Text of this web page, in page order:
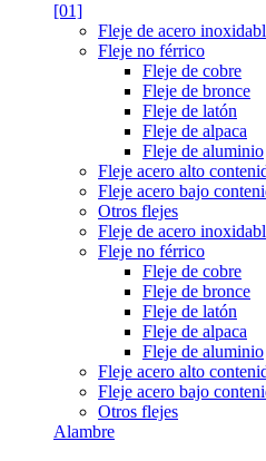
[01]
Fleje de acero
Fleje no férrico
Fleje de cobre
Fleje de bronce
Fleje de latón
Fleje de alpaca
Fleje de aluminio
Fleje acero alto
Fleje acero bajo
Otros flejes
Fleje de acero
Fleje no férrico
Fleje de cobre
Fleje de bronce
Fleje de latón
Fleje de alpaca
Fleje de aluminio
Fleje acero alto
Fleje acero bajo
Otros flejes
Alambre